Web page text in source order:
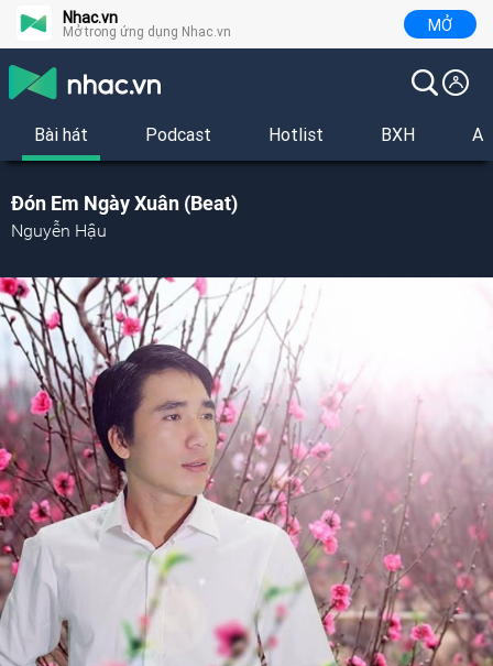
Nhac.vn
Mở trong ứng dụng Nhac.vn MỞ
Bài hát Podcast Hotlist BXH
Đón Em Ngày Xuân (Beat)
Nguyễn Hậu